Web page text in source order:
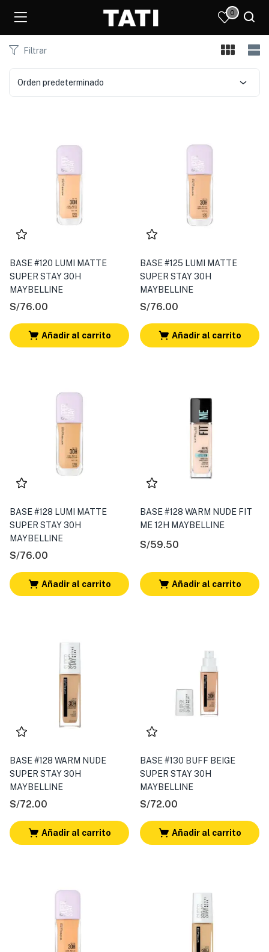
0
Filtrar
Orden predeterminado
BASE #120 LUMI MATTE
SUPER STAY 30H
MAYBELLINE
S/76.00
Añadir al carrito
BASE #125 LUMI MATTE
SUPER STAY 30H
MAYBELLINE
S/76.00
Añadir al carrito
BASE #128 LUMI MATTE
SUPER STAY 30H
MAYBELLINE
S/76.00
Añadir al carrito
BASE #128 WARM NUDE FIT
ME 12H MAYBELLINE
S/59.50
Añadir al carrito
BASE #128 WARM NUDE
SUPER STAY 30H
MAYBELLINE
S/72.00
Añadir al carrito
BASE #130 BUFF BEIGE
SUPER STAY 30H
MAYBELLINE
S/72.00
Añadir al carrito